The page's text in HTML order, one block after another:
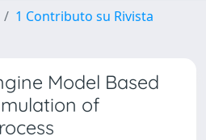
1 Contributo su Rivista
Model Based
of